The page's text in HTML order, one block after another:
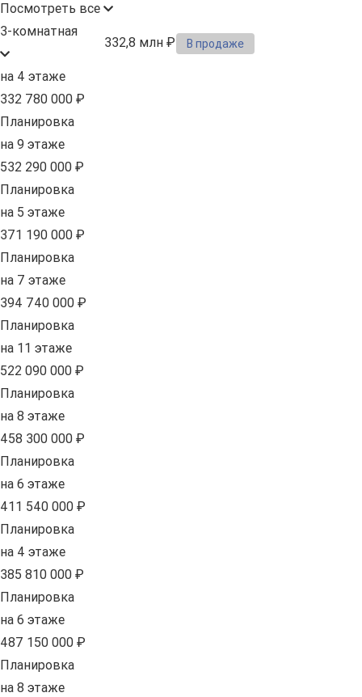
Посмотреть все
3-комнатная
332,8 млн ₽ В продаже
на 4 этаже
332 780 000 ₽
Планировка
на 9 этаже
532 290 000 ₽
Планировка
на 5 этаже
371 190 000 ₽
Планировка
на 7 этаже
394 740 000 ₽
Планировка
на 11 этаже
522 090 000 ₽
Планировка
на 8 этаже
458 300 000 ₽
Планировка
на 6 этаже
411 540 000 ₽
Планировка
на 4 этаже
385 810 000 ₽
Планировка
на 6 этаже
487 150 000 ₽
Планировка
на 8 этаже